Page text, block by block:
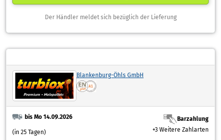
Der Händler meldet sich bezüglich der Lieferung
Blankenburg-Öhls GmbH
bis Mo 14.09.2026
(in 25 Tagen)
Barzahlung
+3 Weitere Zahlarten